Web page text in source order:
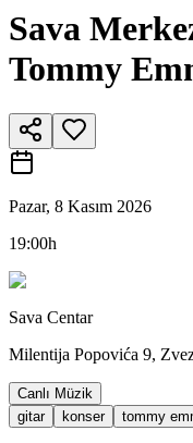
Sava
Tommy
Pazar, 8 Kasım 2026
19:00h
Sava Centar
Milentija Popovića 9,
Canlı Müzik
gitar
konser tommy